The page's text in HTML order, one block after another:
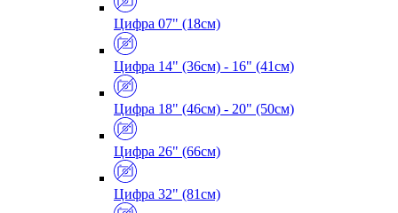
Цифра 07" (18см)
Цифра 14" (36см) - 16" (41см)
Цифра 18" (46см) - 20" (50см)
Цифра 26" (66см)
Цифра 32" (81см)